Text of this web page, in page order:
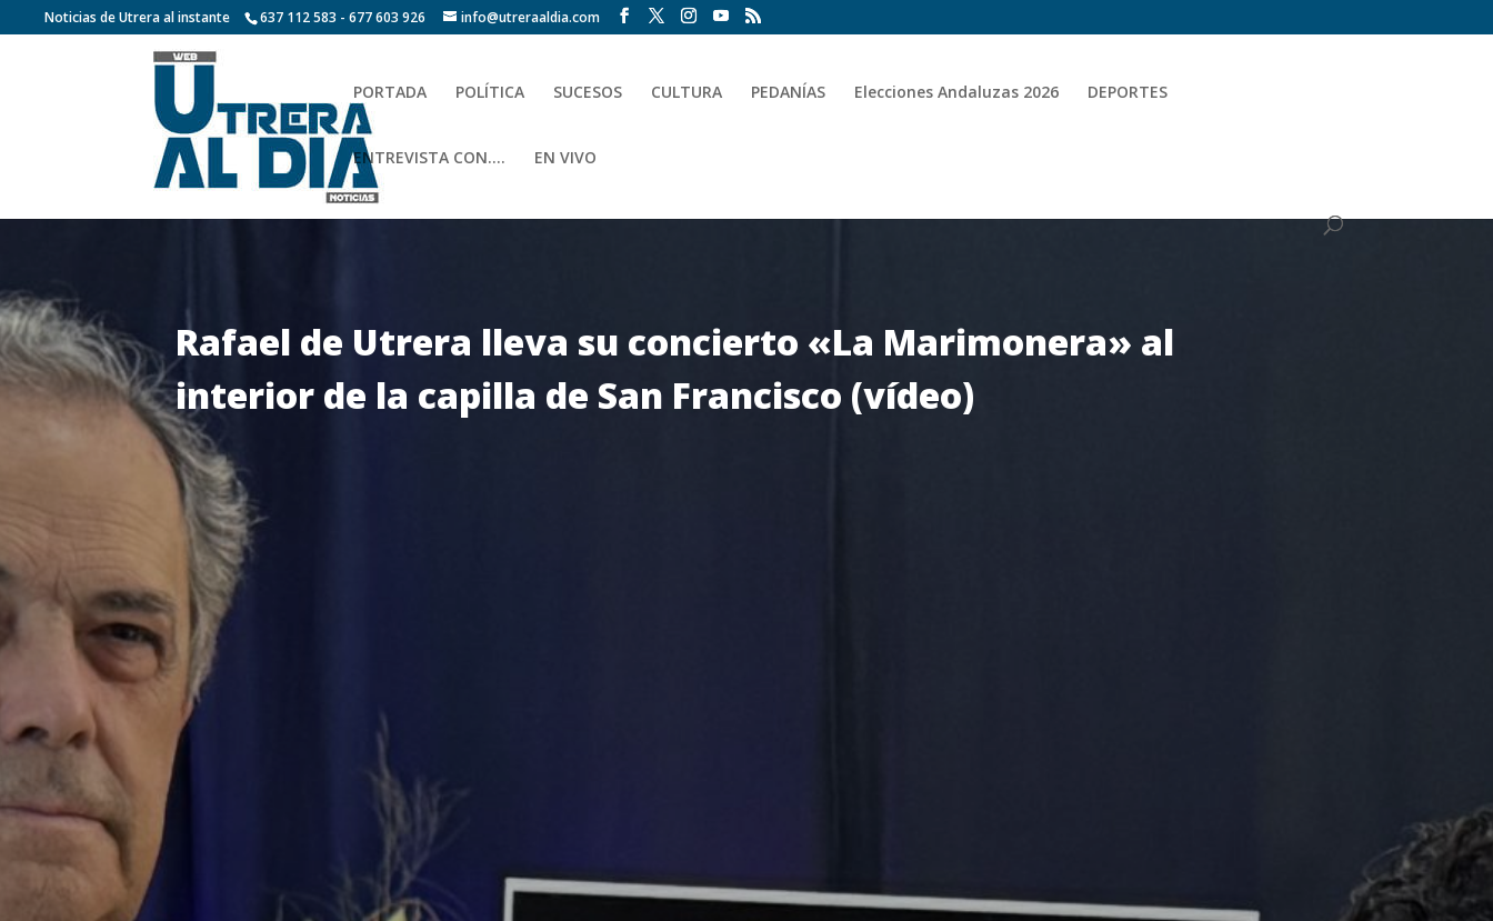
Noticias de Utrera al instante 637 112 583 - 677 603 926 info@utreraaldia.com
PORTADA POLÍTICA SUCESOS CULTURA PEDANÍAS Elecciones Andaluzas 2026 DEPORTES
ENTREVISTA CON…. EN VIVO
Rafael de Utrera lleva su concierto «La Marimonera» al
interior de la capilla de San Francisco (vídeo)